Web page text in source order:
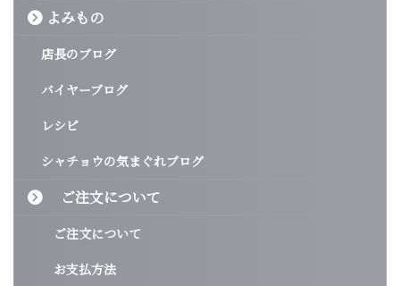
よみもの
店長のブログ
バイヤーブログ
レシピ
シャチョウの気まぐれブログ
ご注文について
ご注文について
お支払方法